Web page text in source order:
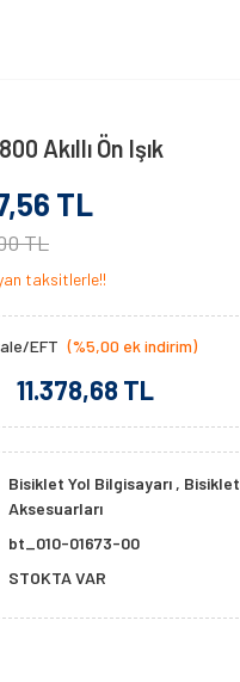
Akıllı Ön Işık
TL
TL
taksitlerle!!
EFT (%5,00 ek indirim)
11.378,68 TL
Bisiklet Yol Bilgisayarı , Bisiklet
Aksesuarları
bt_010-01673-00
STOKTA VAR